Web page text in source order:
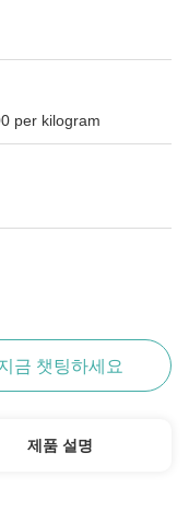
per kilogram
금 챗팅하세요
제품 설명